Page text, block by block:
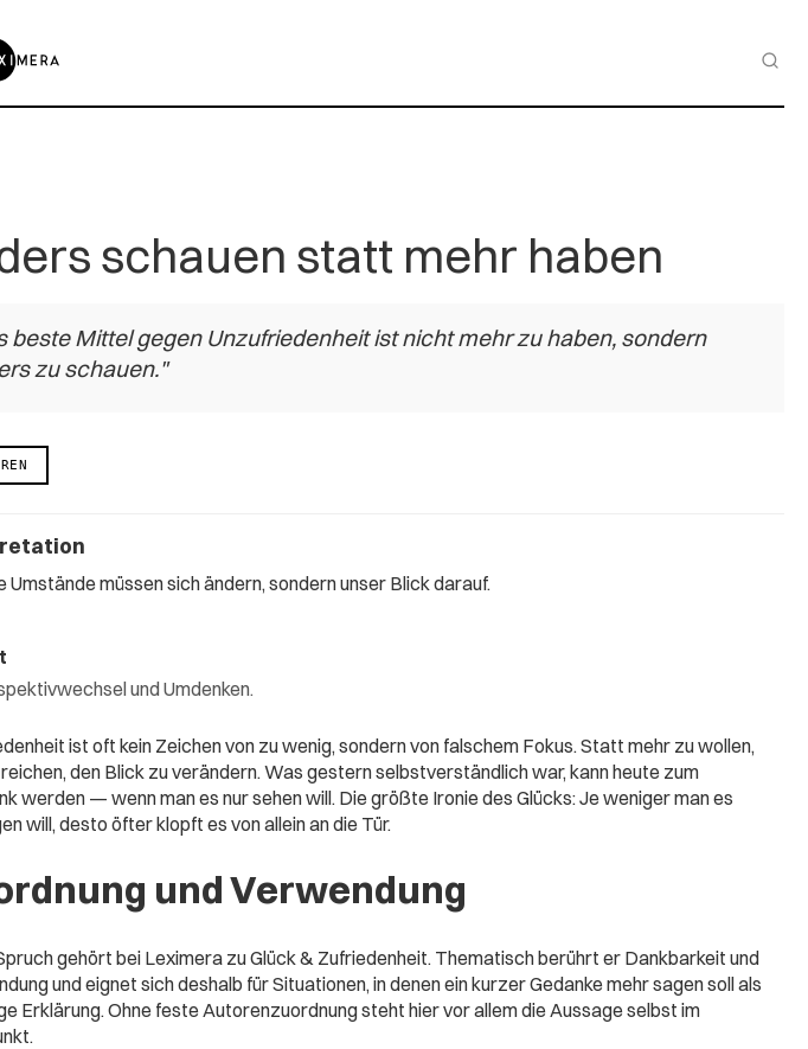
schauen statt mehr haben
beste Mittel gegen Unzufriedenheit ist nicht mehr zu haben, sondern
zu schauen."
Umstände müssen sich ändern, sondern unser Blick darauf.
und Umdenken.
ist oft kein Zeichen von zu wenig, sondern von falschem Fokus. Statt mehr zu wollen,
den Blick zu verändern. Was gestern selbstverständlich war, kann heute zum
werden — wenn man es nur sehen will. Die größte Ironie des Glücks: Je weniger man es
will, desto öfter klopft es von allein an die Tür.
und Verwendung
gehört bei Leximera zu Glück & Zufriedenheit. Thematisch berührt er Dankbarkeit und
und eignet sich deshalb für Situationen, in denen ein kurzer Gedanke mehr sagen soll als
Erklärung. Ohne feste Autorenzuordnung steht hier vor allem die Aussage selbst im